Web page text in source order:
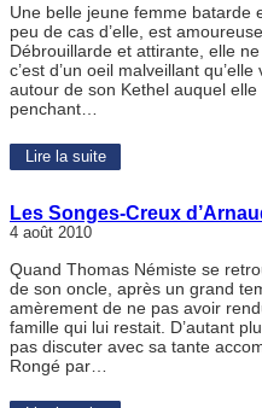
Une belle jeune femme batarde
peu de cas d’elle, est
Débrouillarde et attirante, elle
c’est d’un oeil malveillant
autour de son Kethel auquel elle
penchant…
Lire la suite
Les Songes-Creux
4 août 2010
Quand Thomas Némiste se
de son oncle, après un grand
amèrement de ne pas avoir
famille qui lui restait. D’autant
pas discuter avec sa tante
Rongé par…